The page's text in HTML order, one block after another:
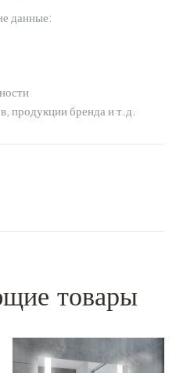
данные:
продукции бренда и т.д.
товары